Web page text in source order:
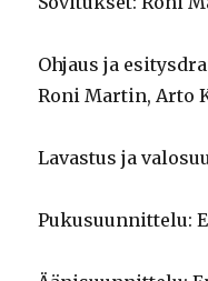
Ohjaus ja
Roni Martin, Arto
Lavastus ja
Pukusuunnittelu: